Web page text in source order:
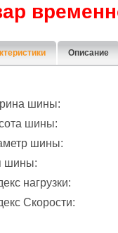
Описание
шины:
шины:
шины:
шины:
нагрузки:
Скорости: